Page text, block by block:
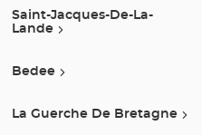
Saint-Jacques-De-La-
Lande
Bedee
La Guerche De Bretagne